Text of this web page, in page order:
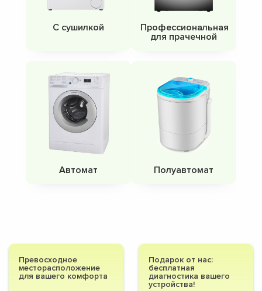
С сушилкой
Профессиональная
для прачечной
Автомат Полуавтомат
Превосходное
месторасположение
для вашего комфорта
Подарок от нас:
бесплатная
диагностика вашего
устройства!